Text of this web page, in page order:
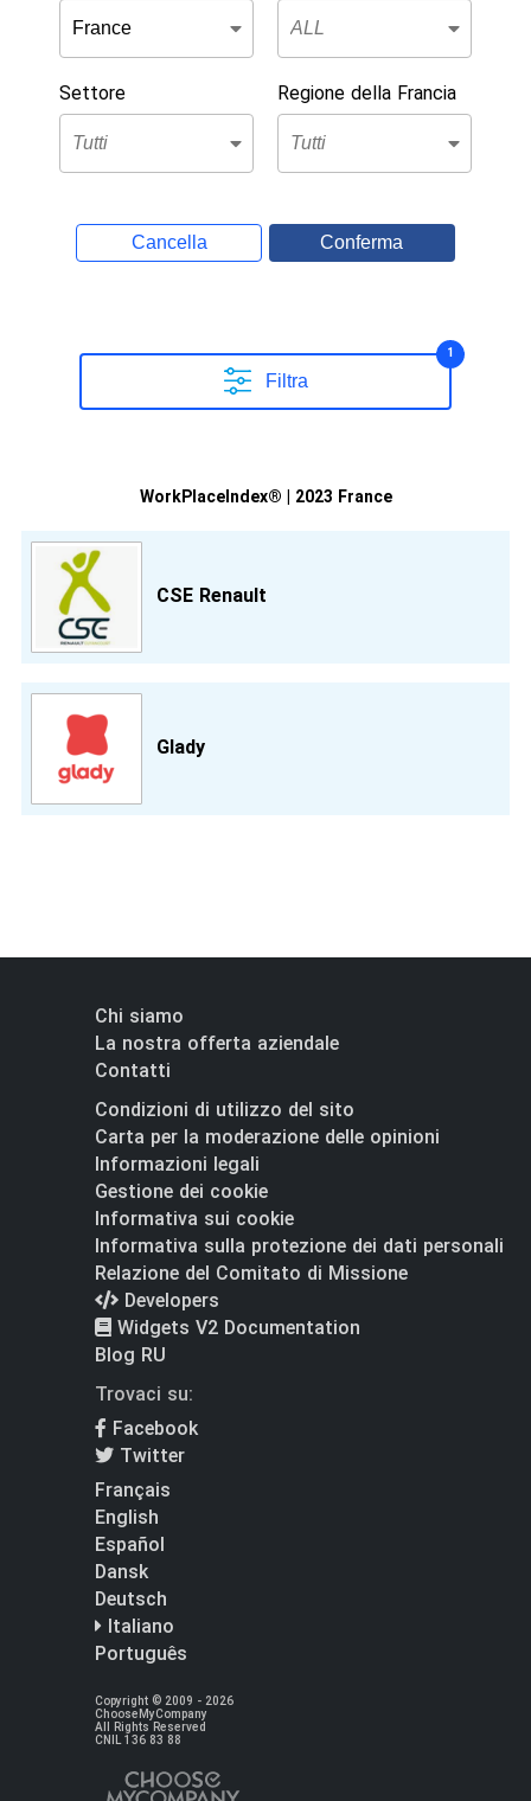
Settore Regione della Francia
Cancella Conferma
Filtra
1
WorkPlaceIndex® | 2023 France
CSE Renault
Glady
Chi siamo
La nostra offerta aziendale
Contatti
Condizioni di utilizzo del sito
Carta per la moderazione delle opinioni
Informazioni legali
Gestione dei cookie
Informativa sui cookie
Informativa sulla protezione dei dati personali
Relazione del Comitato di Missione
Developers
Widgets V2 Documentation
Blog RU
Trovaci su:
Facebook
Twitter
Français
English
Español
Dansk
Deutsch
Italiano
Português
Copyright © 2009 - 2026
ChooseMyCompany
All Rights Reserved
CNIL 136 83 88